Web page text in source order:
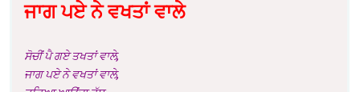
ਜਾਗ ਪਏ ਨੇ ਵਖਤਾਂ ਵਾਲੇ
ਸੋਚੀਂ ਪੈ ਗਏ ਤਖਤਾਂ ਵਾਲੇ,
ਜਾਗ ਪਏ ਨੇ ਵਖਤਾਂ ਵਾਲੇ,